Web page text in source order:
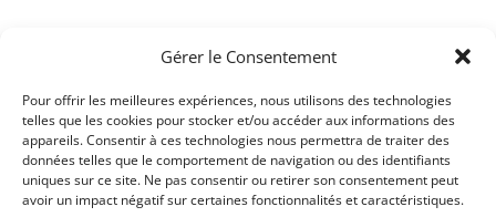
Gérer le Consentement
Pour offrir les meilleures expériences, nous utilisons des technologies
telles que les cookies pour stocker et/ou accéder aux informations des
appareils. Consentir à ces technologies nous permettra de traiter des
données telles que le comportement de navigation ou des identifiants
uniques sur ce site. Ne pas consentir ou retirer son consentement peut
avoir un impact négatif sur certaines fonctionnalités et caractéristiques.
Link
Gallery